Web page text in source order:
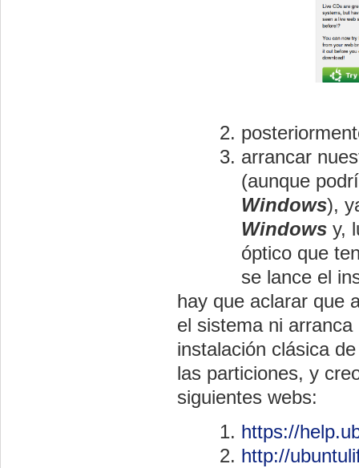
arrancar
(aunque
Windows),
Windows y,
óptico que
se lance el
hay que aclarar que
el sistema ni
instalación clásica
las particiones, y
siguientes webs:
https://
http://